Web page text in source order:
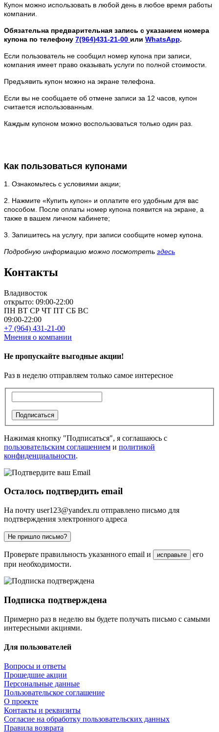
Купон можно использовать в любой день в любое время работы
компании.
Обязательна предварительная запись с указанием номера
купона по телефону 7(964)431-21-00 или WhatsApp.
Если пользователь не сообщил номер купона при записи,
компания имеет право оказывать услуги по полной стоимости.
Предъявить купон можно на экране телефона.
Если вы не сообщаете об отмене записи за 12 часов, купон
считается использованным.
Каждым купоном можно воспользоваться только один раз.
Как пользоваться купонами
1. Ознакомьтесь с условиями акции;
2. Нажмите «Купить купон» и оплатите его удобным для вас
способом. После оплаты номер купона появится на экране, а
также в вашем личном кабинете;
3. Запишитесь на услугу, при записи сообщите номер купона.
Подробную информацию можно посмотреть здесь
Контакты
Владивосток
открыто: 09:00-22:00
ПН ВТ СР ЧТ ПТ СБ ВС
09:00-22:00
+7 (964) 431-21-00
Мнения о компании
Не пропускайте выгодные акции!
Раз в неделю отправляем только самое интересное
Подписаться
Нажимая кнопку "Подписаться", я соглашаюсь с
пользовательским соглашением и политикой
конфиденциальности.
Осталось подтвердить email
На почту user123@yandex.ru отправлено письмо для
подтверждения электронного адреса
Не пришло письмо?
Проверьте правильность указанного email и исправьте
его
при необходимости.
Подписка подтверждена
Примерно раз в неделю вы будете получать письмо с самыми
интересными акциями.
Для пользователей
Вопросы и ответы
Прошедшие акции
Персональные данные
Пользовательское соглашение
О проекте
Контакты и реквизиты
Согласие на обработку пользовательских данных
Правила возврата